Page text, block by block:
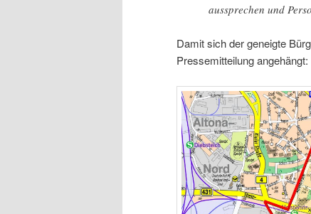
aussprechen und
Damit sich der geneigte
Pressemitteilung angehängt: